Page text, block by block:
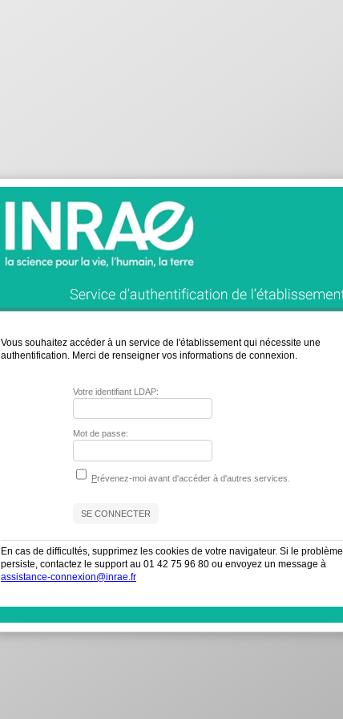
Vous souhaitez accéder à un service de l'établissement qui nécessite une
authentification. Merci de renseigner vos informations de connexion.
Votre identifiant LDAP:
Mot de passe:
Prévenez-moi avant d'accéder à d'autres services.
En cas de difficultés, supprimez les cookies de votre navigateur. Si le problème
persiste, contactez le support au 01 42 75 96 80 ou envoyez un message à
assistance-connexion@inrae.fr